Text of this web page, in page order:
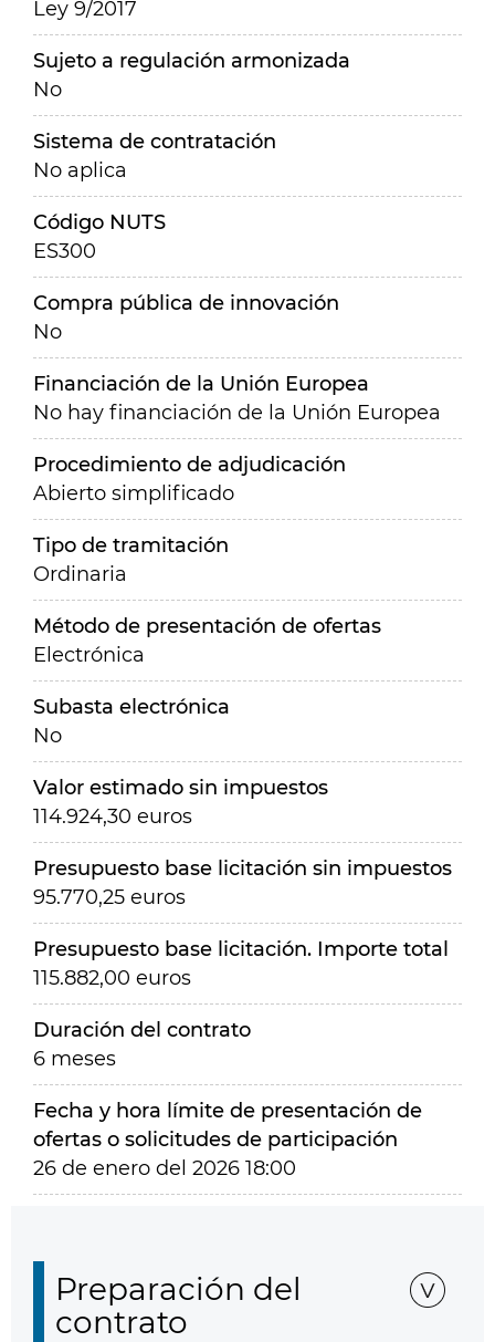
Ley 9/2017
Sujeto a regulación armonizada
No
Sistema de contratación
No aplica
Código NUTS
ES300
Compra pública de innovación
No
Financiación de la Unión Europea
No hay financiación de la Unión Europea
Procedimiento de adjudicación
Abierto simplificado
Tipo de tramitación
Ordinaria
Método de presentación de ofertas
Electrónica
Subasta electrónica
No
Valor estimado sin impuestos
114.924,30 euros
Presupuesto base licitación sin impuestos
95.770,25 euros
Presupuesto base licitación. Importe total
115.882,00 euros
Duración del contrato
6 meses
Fecha y hora límite de presentación de
ofertas o solicitudes de participación
26 de enero del 2026 18:00
Preparación del
contrato